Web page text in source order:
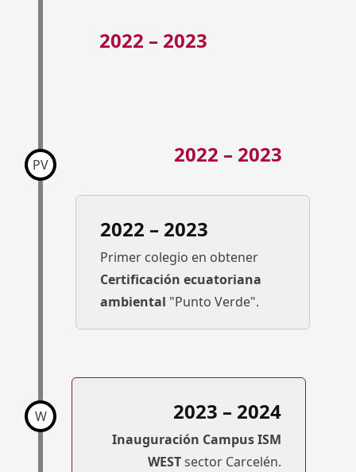
2022 – 2023
2022 – 2023
PV
2022 – 2023
Primer colegio en obtener
Certificación ecuatoriana
ambiental "Punto Verde".
2023 – 2024
Inauguración Campus ISM
WESTsector Carcelén.
W